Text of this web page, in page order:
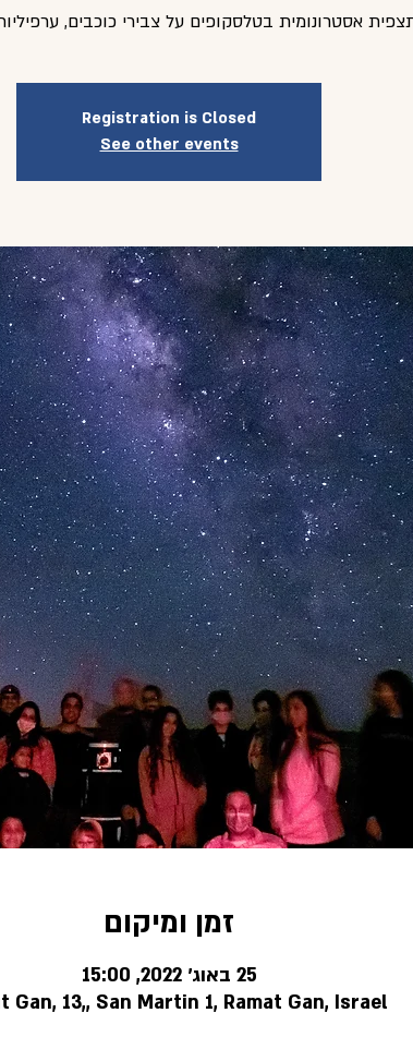
אסטרונומית בטלסקופים על צבירי כוכבים,
Registration is Closed
See other events
זמן ומיקום
25 באוג׳ 2022, 15:00
Gan, 13,, San Martin 1, Ramat Gan, Israel